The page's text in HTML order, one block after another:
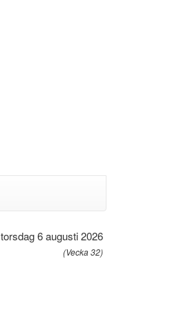
torsdag 6 augusti 2026
(Vecka 32)